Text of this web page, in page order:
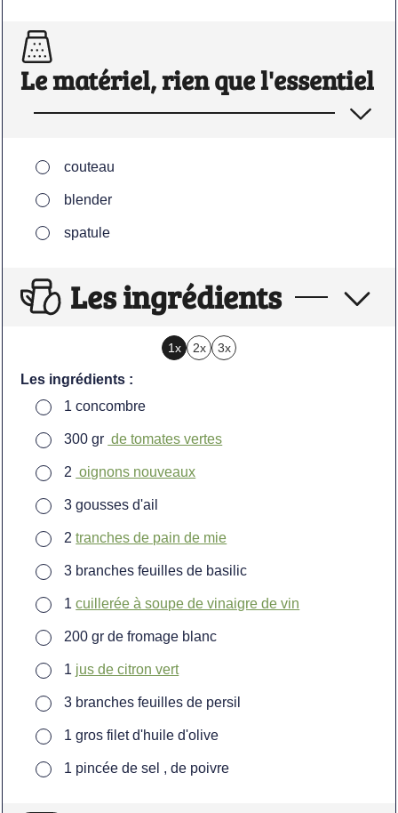
Le matériel, rien que l'essentiel
▢
couteau
▢
blender
▢
spatule
Les ingrédients
1x 2x 3x
Les ingrédients :
▢
1 concombre
▢
300 gr de tomates vertes
▢
2 oignons nouveaux
▢
3 gousses d'ail
▢
2 tranches de pain de mie
▢
3 branches feuilles de basilic
▢
1 cuillerée à soupe de vinaigre de vin
▢
200 gr de fromage blanc
▢
1 jus de citron vert
▢
3 branches feuilles de persil
▢
1 gros filet d'huile d'olive
▢
1 pincée de sel , de poivre